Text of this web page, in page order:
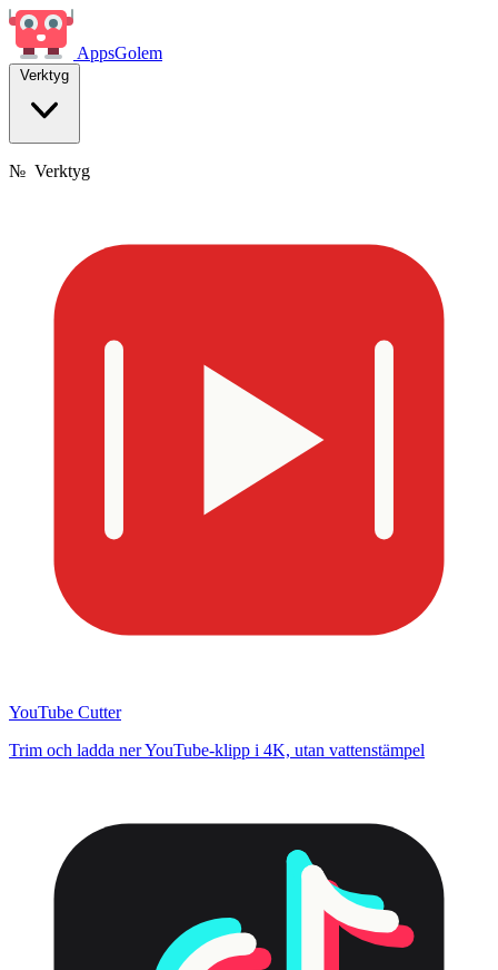
AppsGolem
Verktyg
№ Verktyg
YouTube Cutter
Trim och ladda ner YouTube-klipp i 4K, utan vattenstämpel